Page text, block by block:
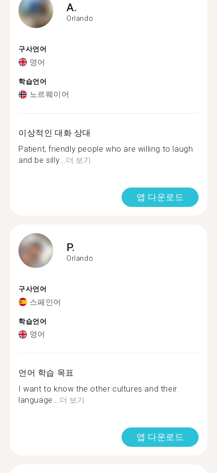
A.
Orlando
구사언어
영어
학습언어
노르웨이어
이상적인 대화 상대
Patient, friendly people who are willing to laugh
and be silly...더 보기
앱 다운로드
P.
Orlando
구사언어
스페인어
학습언어
영어
언어 학습 목표
I want to know the other cultures and their
language...더 보기
앱 다운로드